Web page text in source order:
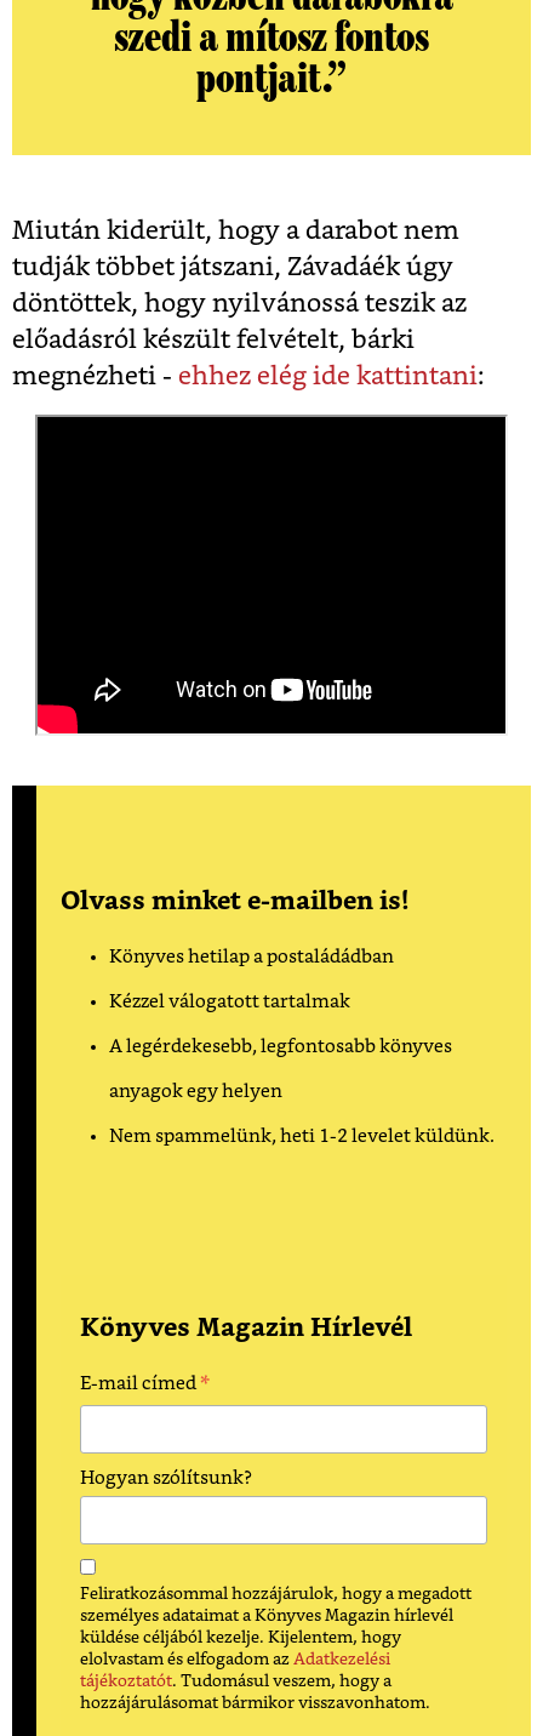
szedi a mítosz fontos
pontjait.”
Miután kiderült, hogy a darabot nem
tudják többet játszani, Závadáék úgy
döntöttek, hogy nyilvánossá teszik az
előadásról készült felvételt, bárki
megnézheti - ehhez elég ide kattintani:
Olvass minket e-mailben is!
Könyves hetilap a postaládádban
Kézzel válogatott tartalmak
A legérdekesebb, legfontosabb könyves
anyagok egy helyen
Nem spammelünk, heti 1-2 levelet küldünk.
Könyves Magazin Hírlevél
E-mail címed *
Hogyan szólítsunk?
Feliratkozásommal hozzájárulok, hogy a megadott
személyes adataimat a Könyves Magazin hírlevél
küldése céljából kezelje. Kijelentem, hogy
elolvastam és elfogadom az Adatkezelési
tájékoztatót. Tudomásul veszem, hogy a
hozzájárulásomat bármikor visszavonhatom.